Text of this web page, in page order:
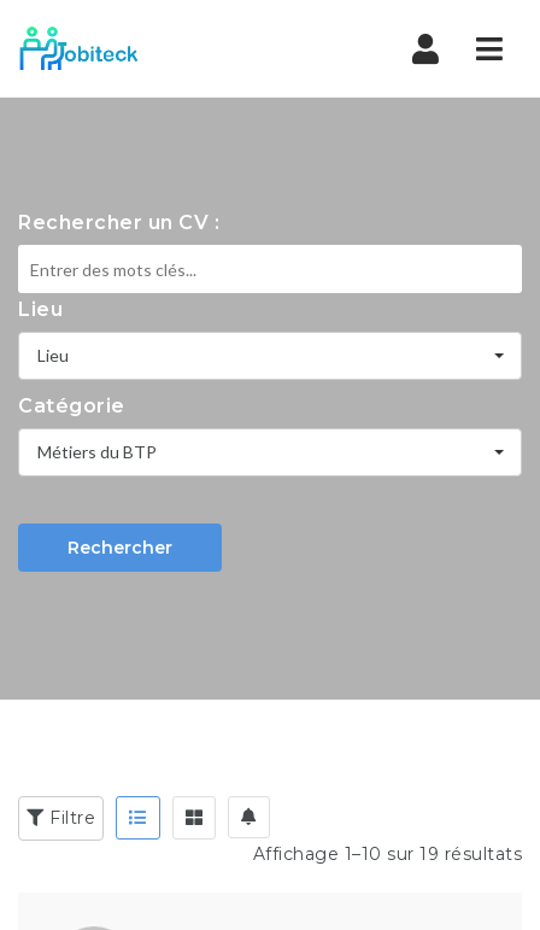
Rechercher un CV :
Lieu
Lieu
Catégorie
Métiers du BTP
Rechercher
Filtre
Affichage 1–10 sur 19 résultats